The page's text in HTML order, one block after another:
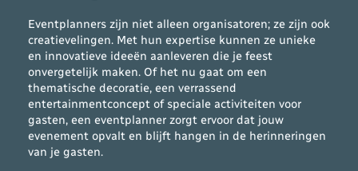
Eventplanners zijn niet alleen organisatoren; ze zijn ook
creatievelingen. Met hun expertise kunnen ze unieke
en innovatieve ideeën aanleveren die je feest
onvergetelijk maken. Of het nu gaat om een
thematische decoratie, een verrassend
entertainmentconcept of speciale activiteiten voor
gasten, een eventplanner zorgt ervoor dat jouw
evenement opvalt en blijft hangen in de herinneringen
van je gasten.